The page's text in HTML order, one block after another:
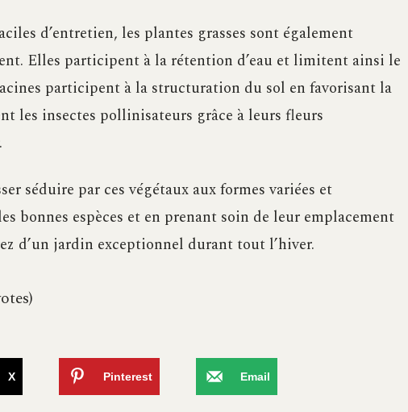
d’entretien, les plantes grasses sont également
Elles participent à la rétention d’eau et limitent ainsi le
participent à la structuration du sol en favorisant la
les insectes pollinisateurs grâce à leurs fleurs
séduire par ces végétaux aux formes variées et
bonnes espèces et en prenant soin de leur emplacement
d’un jardin exceptionnel durant tout l’hiver.
X Pinterest Email